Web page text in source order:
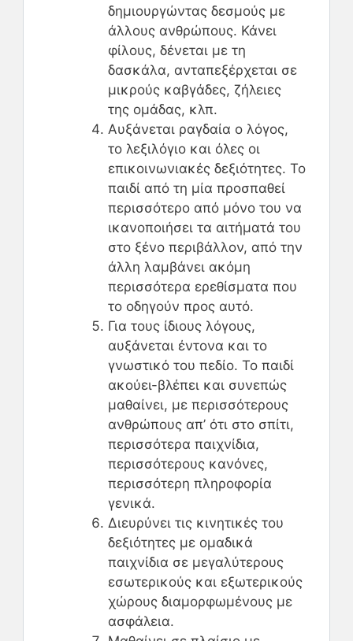
δημιουργώντας δεσμούς με
άλλους ανθρώπους. Κάνει
φίλους, δένεται με τη
δασκάλα, ανταπεξέρχεται σε
μικρούς καβγάδες, ζήλειες
της ομάδας, κλπ.
Αυξάνεται ραγδαία ο λόγος,
το λεξιλόγιο και όλες οι
επικοινωνιακές δεξιότητες. Το
παιδί από τη μία προσπαθεί
περισσότερο από μόνο του να
ικανοποιήσει τα αιτήματά του
στο ξένο περιβάλλον, από την
άλλη λαμβάνει ακόμη
περισσότερα ερεθίσματα που
το οδηγούν προς αυτό.
Για τους ίδιους λόγους,
αυξάνεται έντονα και το
γνωστικό του πεδίο. Το παιδί
ακούει-βλέπει και συνεπώς
μαθαίνει, με περισσότερους
ανθρώπους απ’ ότι στο σπίτι,
περισσότερα παιχνίδια,
περισσότερους κανόνες,
περισσότερη πληροφορία
γενικά.
Διευρύνει τις κινητικές του
δεξιότητες με ομαδικά
παιχνίδια σε μεγαλύτερους
εσωτερικούς και εξωτερικούς
χώρους διαμορφωμένους με
ασφάλεια.